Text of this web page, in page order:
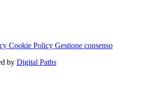
Cookie Policy Gestione consenso
by Digital Paths